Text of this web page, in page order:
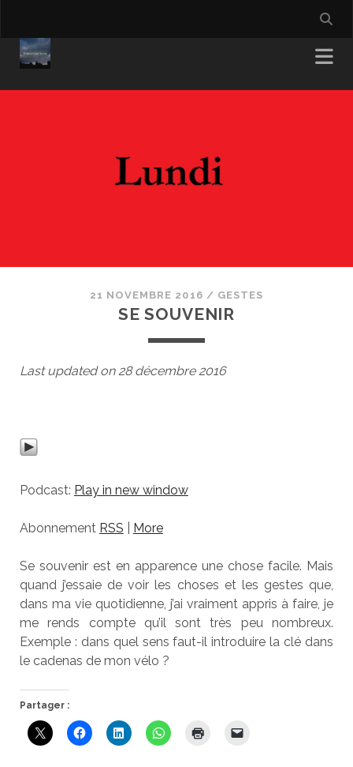
21 NOVEMBRE 2016 / GESTES
SE SOUVENIR
Last updated on 28 décembre 2016
Podcast: Play in new window
Abonnement RSS More
Se souvenir est en apparence une chose facile. Mais
quand j’essaie de voir les choses et les gestes que,
dans ma vie quotidienne, j’ai vraiment appris à faire, je
me rends compte qu’il sont très peu nombreux.
Exemple : dans quel sens faut-il introduire la clé dans
le cadenas de mon vélo ?
Partager :